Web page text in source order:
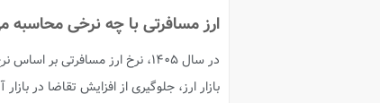
ارز مسافرتی با چه نرخی محاسبه
در سال ۱۴۰۵، نرخ ارز
بازار ارز، جلوگیری از افزایش تقاضا در